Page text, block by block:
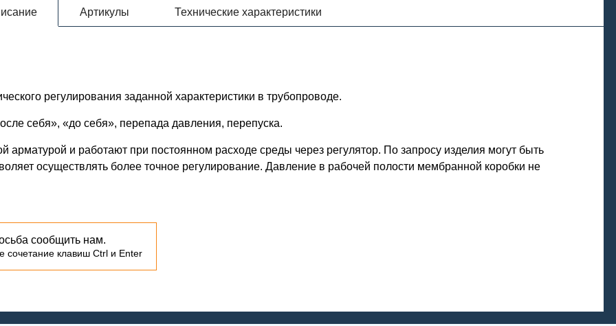
Артикулы Технические характеристики
регулирования заданной характеристики в трубопроводе.
себя», «до себя», перепада давления, перепуска.
арматурой и работают при постоянном расходе среды через регулятор. По запросу изделия могут быть
осуществлять более точное регулирование. Давление в рабочей полости мембранной коробки не
сообщить нам.
сочетание клавиш Ctrl и Enter